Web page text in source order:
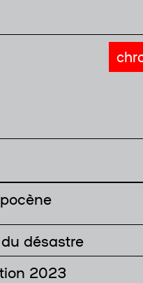
désastre
2023